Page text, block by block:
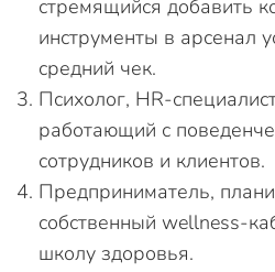
стремящийся добавить
инструменты в арсенал
средний чек.
Психолог, HR-
работающий с
сотрудников и клиентов.
Предприниматель,
собственный wellness-
школу здоровья.